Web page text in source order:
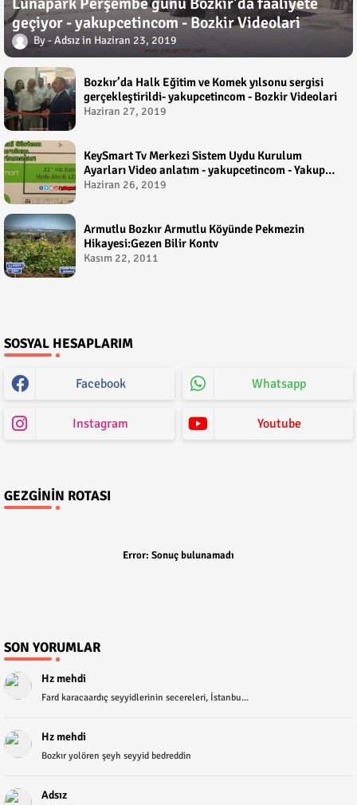
geçiyor - yakupcetincom - Bozkir Videolari
Adsız Haziran 23, 2019
Bozkır’da Halk Eğitim ve Komek yılsonu sergisi
gerçekleştirildi- yakupcetincom - Bozkir Videolari
Haziran 27, 2019
KeySmart Tv Merkezi Sistem Uydu Kurulum
Ayarları Video anlatım - yakupcetincom - Yakup
Çetin
Haziran 26, 2019
Armutlu Bozkır Armutlu Köyünde Pekmezin
Hikayesi:Gezen Bilir Kontv
Kasım 22, 2011
SOSYAL HESAPLARIM
Facebook Whatsapp
Instagram Youtube
GEZGININ ROTASI
Error: Sonuç bulunamadı
SON YORUMLAR
Hz mehdi
Fard karacaardıç seyyidlerinin secereleri, İstanbu...
Hz mehdi
Bozkır yolören şeyh seyyid bedreddin
Adsız